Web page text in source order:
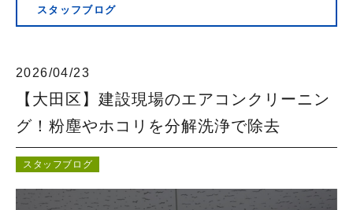
2026/04/23
【大田区】建設現場のエアコンクリーニン
グ！粉塵やホコリを分解洗浄で除去
スタッフブログ
スタッフブログ